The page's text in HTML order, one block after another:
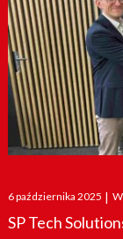
Posted
on
6 października 2025 |
SP Tech